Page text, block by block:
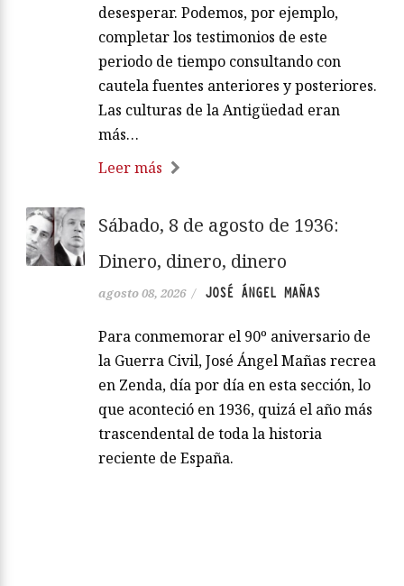
desesperar. Podemos, por ejemplo,
completar los testimonios de este
periodo de tiempo consultando con
cautela fuentes anteriores y posteriores.
Las culturas de la Antigüedad eran
más…
Leer más
Sábado, 8 de agosto de 1936:
Dinero, dinero, dinero
agosto 08, 2026 / JOSÉ ÁNGEL MAÑAS
Para conmemorar el 90º aniversario de
la Guerra Civil, José Ángel Mañas recrea
en Zenda, día por día en esta sección, lo
que aconteció en 1936, quizá el año más
trascendental de toda la historia
reciente de España.